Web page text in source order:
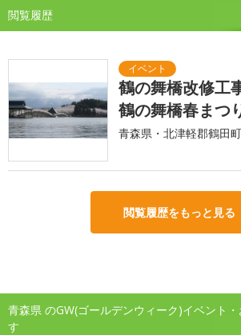
閲覧履歴
鶴の舞橋改修工
鶴の舞橋春まつ
青森県・北津軽郡鶴田町
閲覧履歴をもっと見る
青森県 のGW(ゴールデンウィーク)イベント
す